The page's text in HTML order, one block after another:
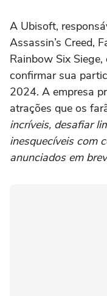
A Ubisoft,
Assassin’s Creed,
Rainbow Six
confirmar sua
2024. A empresa
atrações que os
incríveis, desafiar
inesquecíveis com
anunciados em